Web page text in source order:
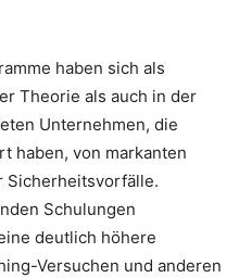
haben sich als
Theorie als auch in der
Unternehmen, die
haben, von markanten
Sicherheitsvorfälle.
Schulungen
deutlich höhere
Versuchen und anderen